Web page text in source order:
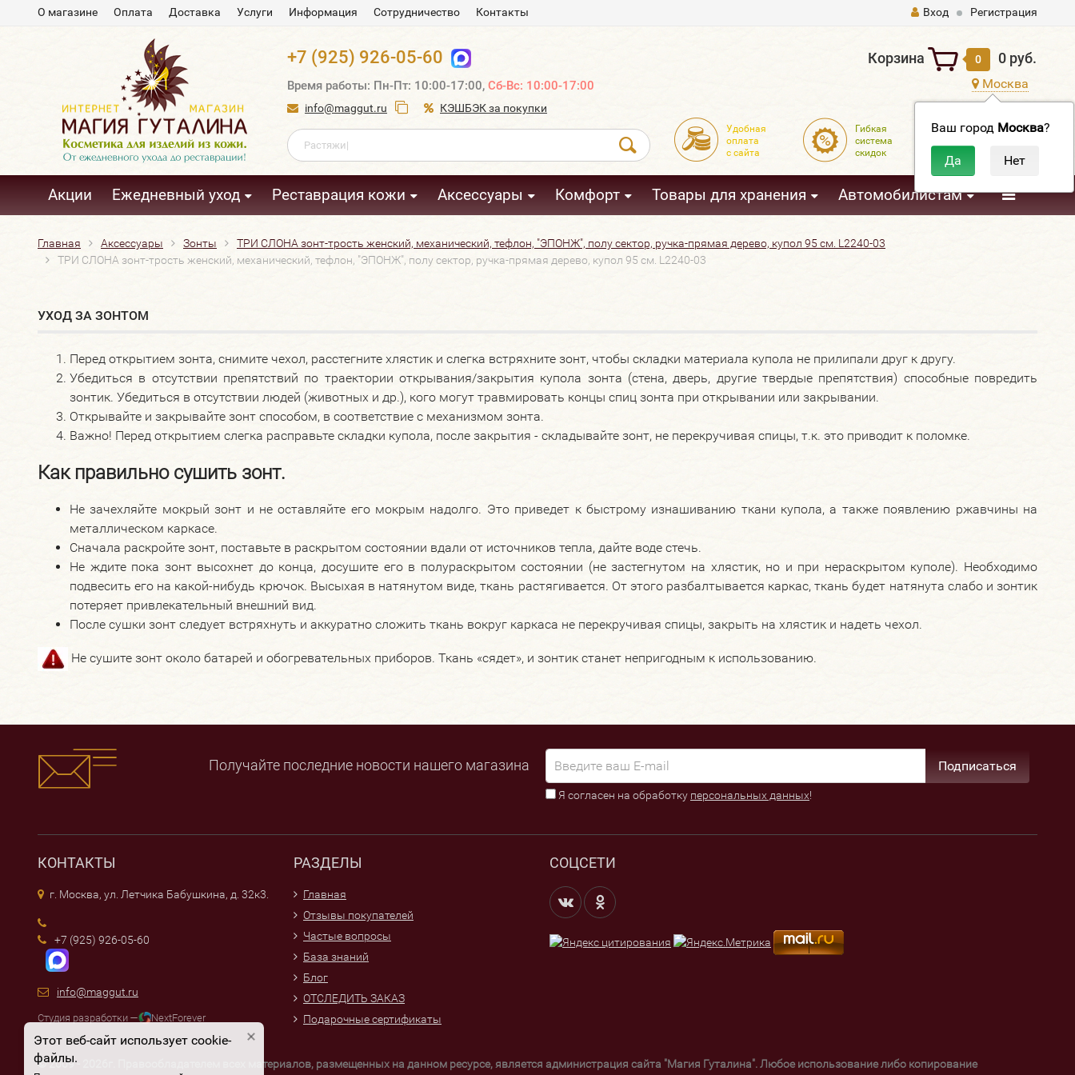
Этот веб-сайт использует cookie-
файлы.
О магазине Оплата Доставка Услуги Информация Сотрудничество Контакты Вход Регистрация
+7 (925) 926-05-60
Время работы: Пн-Пт: 10:00-17:00, Сб-Вс: 10:00-17:00
info@maggut.ru КЭШБЭК за покупки
Корзина 0 0 руб.
Москва
Ваш город Москва?
Удобная
оплата
с сайта
Гибкая
система
скидок
Доставка
Акции Ежедневный уход Реставрация кожи Аксессуары Комфорт Товары для хранения Автомобилистам
Главная Аксессуары Зонты
ТРИ СЛОНА зонт-трость женский, механический, тефлон, "ЭПОНЖ", полу сектор, ручка-прямая дерево, купол 95 см. L2240-03
ТРИ СЛОНА зонт-трость женский, механический, тефлон, "ЭПОНЖ", полу сектор, ручка-прямая дерево, купол 95 см. L2240-03
УХОД ЗА ЗОНТОМ
Перед открытием зонта, снимите чехол, расстегните хлястик и слегка встряхните зонт, чтобы складки материала купола не прилипали друг к другу.
Убедиться в отсутствии препятствий по траектории открывания/закрытия купола зонта (стена, дверь, другие твердые препятствия) способные повредить
зонтик. Убедиться в отсутствии людей (животных и др.), кого могут травмировать концы спиц зонта при открывании или закрывании.
Открывайте и закрывайте зонт способом, в соответствие с механизмом зонта.
Важно! Перед открытием слегка расправьте складки купола, после закрытия - складывайте зонт, не перекручивая спицы, т.к. это приводит к поломке.
Как правильно сушить зонт.
Не зачехляйте мокрый зонт и не оставляйте его мокрым надолго. Это приведет к быстрому изнашиванию ткани купола, а также появлению ржавчины на
металлическом каркасе.
Сначала раскройте зонт, поставьте в раскрытом состоянии вдали от источников тепла, дайте воде стечь.
Не ждите пока зонт высохнет до конца, досушите его в полураскрытом состоянии (не застегнутом на хлястик, но и при нераскрытом куполе). Необходимо
подвесить его на какой-нибудь крючок. Высыхая в натянутом виде, ткань растягивается. От этого разбалтывается каркас, ткань будет натянута слабо и зонтик
потеряет привлекательный внешний вид.
После сушки зонт следует встряхнуть и аккуратно сложить ткань вокруг каркаса не перекручивая спицы, закрыть на хлястик и надеть чехол.
Не сушите зонт около батарей и обогревательных приборов. Ткань «сядет», и зонтик станет непригодным к использованию.
Получайте последние новости нашего магазина Подписаться
Я согласен на обработку персональных данных!
КОНТАКТЫ
г. Москва, ул. Летчика Бабушкина, д. 32к3.
+7 (925) 926-05-60
info@maggut.ru
Студия разработки — NextForever
РАЗДЕЛЫ
Главная
Отзывы покупателей
Частые вопросы
База знаний
Блог
ОТСЛЕДИТЬ ЗАКАЗ
Подарочные сертификаты
СОЦСЕТИ
© 2009 - 2026г. Правообладателем всех материалов, размещенных на данном ресурсе, является администрация сайта "Магия Гуталина". Любое использование либо копирование